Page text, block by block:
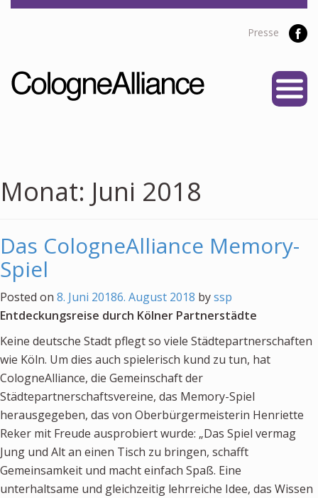
Presse
Monat: Juni 2018
Das CologneAlliance Memory-
Spiel
Posted on 8. Juni 20186. August 2018 byssp
Entdeckungsreise durch Kölner Partnerstädte
Keine deutsche Stadt pflegt so viele Städtepartnerschaften
wie Köln. Um dies auch spielerisch kund zu tun, hat
CologneAlliance, die Gemeinschaft der
Städtepartnerschaftsvereine, das Memory-Spiel
herausgegeben, das von Oberbürgermeisterin Henriette
Reker mit Freude ausprobiert wurde: „Das Spiel vermag
Jung und Alt an einen Tisch zu bringen, schafft
Gemeinsamkeit und macht einfach Spaß. Eine
unterhaltsame und gleichzeitig lehrreiche Idee, das Wissen
START
Satzung
PROJEKTE
NEWS
Newsletter
KALENDER
KONTAKT